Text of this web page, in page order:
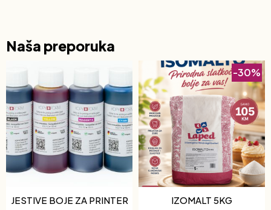
Naša preporuka
JESTIVE BOJE ZA PRINTER
-30%
IZOMALT 5KG